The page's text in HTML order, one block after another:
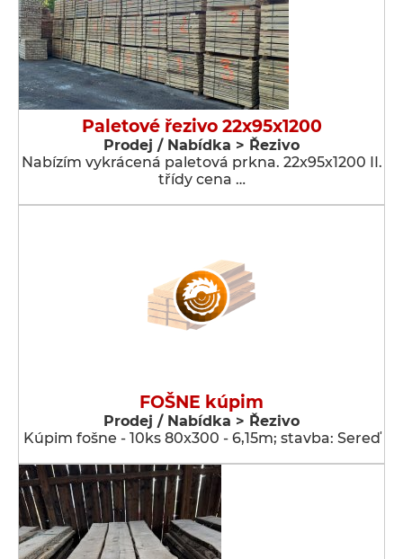
Paletové řezivo 22x95x1200
Prodej / Nabídka > Řezivo
Nabízím vykrácená paletová prkna. 22x95x1200 II.
třídy cena …
FOŠNE kúpim
Prodej / Nabídka > Řezivo
Kúpim fošne - 10ks 80x300 - 6,15m; stavba: Sereď